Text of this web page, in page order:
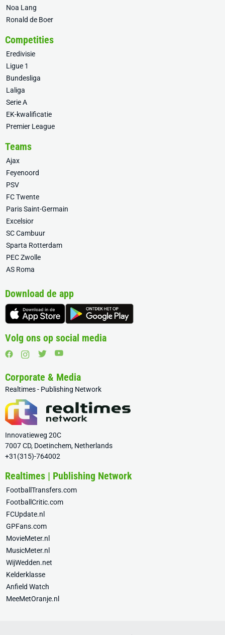
Noa Lang
Ronald de Boer
Competities
Eredivisie
Ligue 1
Bundesliga
Laliga
Serie A
EK-kwalificatie
Premier League
Teams
Ajax
Feyenoord
PSV
FC Twente
Paris Saint-Germain
Excelsior
SC Cambuur
Sparta Rotterdam
PEC Zwolle
AS Roma
Download de app
Volg ons op social media
Corporate & Media
Realtimes - Publishing Network
Innovatieweg 20C
7007 CD, Doetinchem, Netherlands
+31(315)-764002
Realtimes | Publishing Network
FootballTransfers.com
FootballCritic.com
FCUpdate.nl
GPFans.com
MovieMeter.nl
MusicMeter.nl
WijWedden.net
Kelderklasse
Anfield Watch
MeeMetOranje.nl